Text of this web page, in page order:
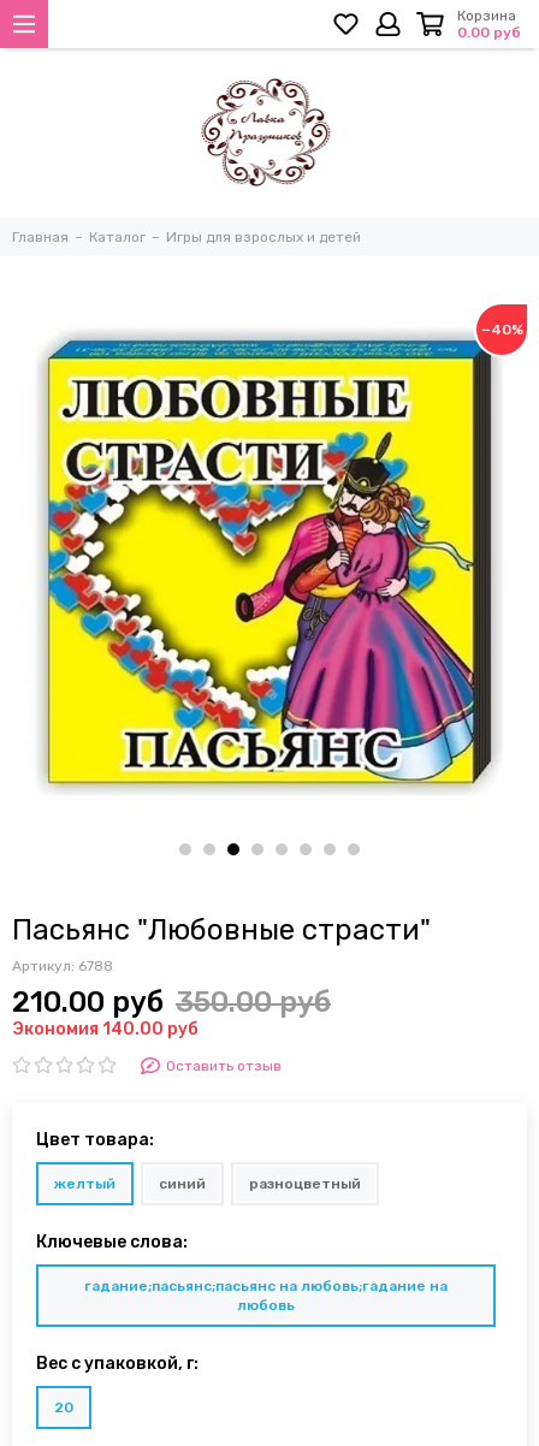
Корзина
0.00 руб
Главная Каталог Игры для взрослых и детей
−40%
Пасьянс "Любовные страсти"
Артикул: 6788
210.00 руб 350.00 руб
Экономия 140.00 руб
Оставить отзыв
Цвет товара:
желтый синий разноцветный
Ключевые слова:
гадание;пасьянс;пасьянс на любовь;гадание на
любовь
Вес с упаковкой, г:
20